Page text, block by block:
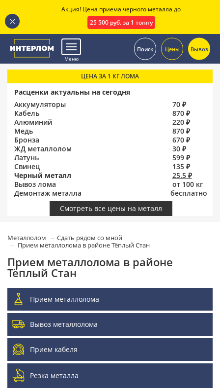
Меню
Поиск Цены Вывоз
ЦЕНА ЗА 1 КГ ЛОМА
Расценки актуальны на сегодня
Аккумуляторы
70 ₽
Кабель
870 ₽
Алюминий
220 ₽
Медь
870 ₽
Бронза
670 ₽
ЖД металлолом
30 ₽
Латунь
599 ₽
Свинец
135 ₽
Черный металл
25.5 ₽
Вывоз лома
от 100 кг
Демонтаж металла
бесплатно
Смотреть все цены на металл
Металлолом
Сдать рядом со мной
Прием металлолома в районе Тёплый Стан
Прием металлолома в районе
Тёплый Стан
Прием металлолома
Вывоз металлолома
Прием кабеля
Резка металла
Акция! Цена приема черного металла до
25 500 руб. за 1 тонну
.